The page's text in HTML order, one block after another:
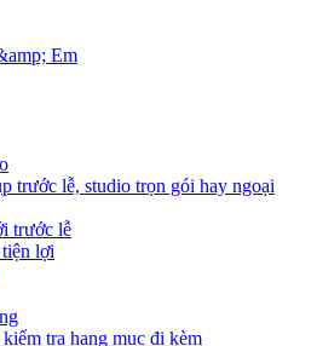
Em
trước lễ, studio trọn gói hay ngoại
trước lễ
lợi
tra hạng mục đi kèm